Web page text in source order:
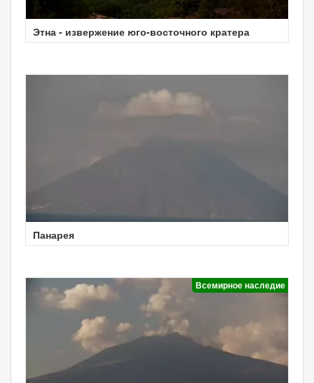
Этна - извержение юго-восточного кратера
Панарея
Всемирное наследие